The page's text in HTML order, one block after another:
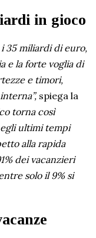
in gioco
i 35 miliardi di euro,
e la forte voglia di
e timori,
spiega la
torna così
ultimi tempi
alla rapida
dei vacanzieri
solo il 9% si